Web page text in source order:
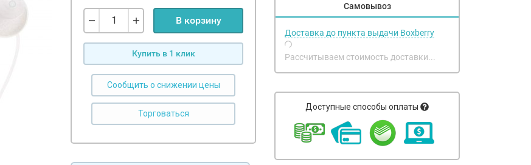
В корзину
Купить в 1 клик
Сообщить о снижении цены
Самовывоз
Доставка до пункта выдачи Boxberry
Рассчитываем стоимость доставки...
Доступные способы оплаты